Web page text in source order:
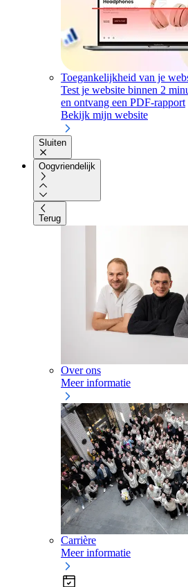
Toegankelijkheid van je
Test je website binnen 2
en ontvang een PDF-rapport
Bekijk mijn website
Sluiten
Oogvriendelijk
Terug
Over ons
Meer informatie
Carrière
Meer informatie